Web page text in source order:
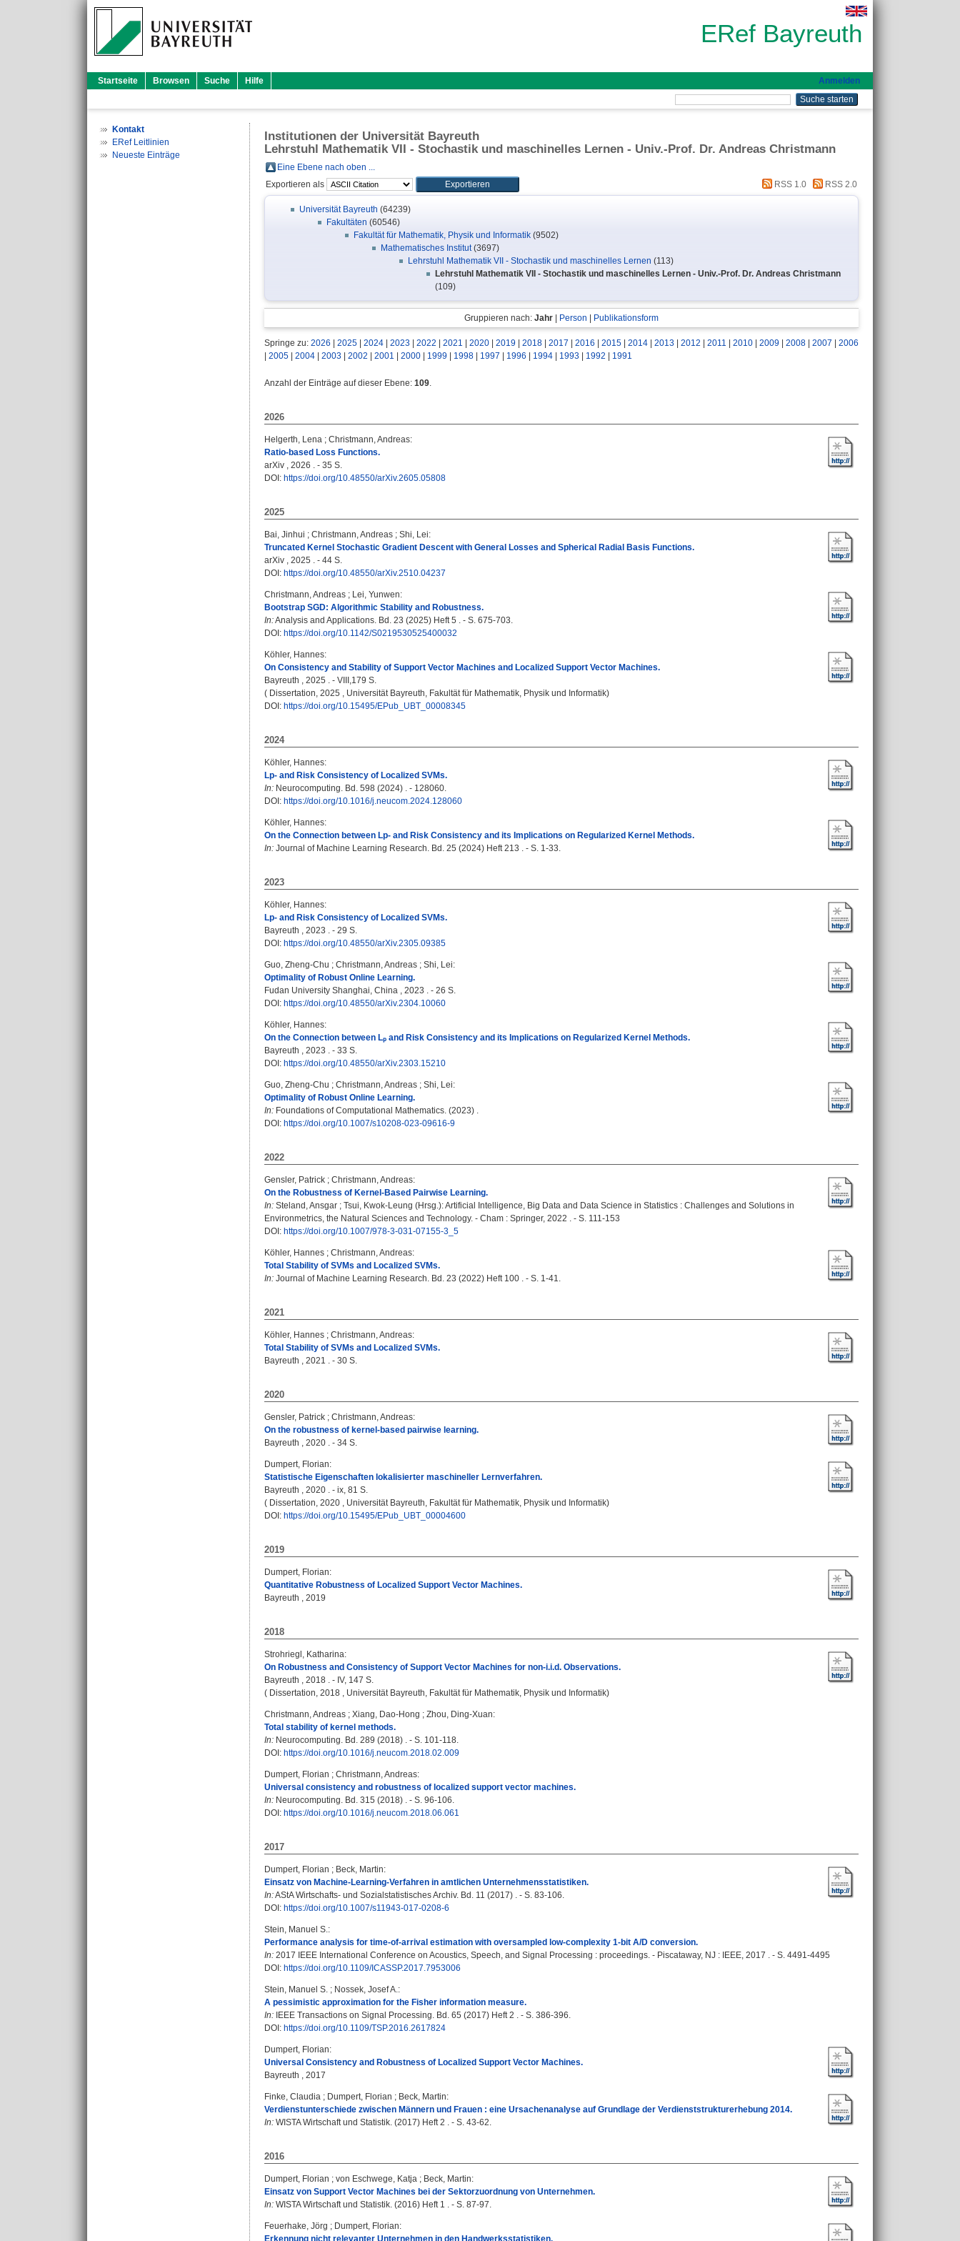
ERef Bayreuth
Startseite Browsen Suche Hilfe Anmelden
Kontakt
ERef Leitlinien
Neueste Einträge
Institutionen der Universität Bayreuth
Lehrstuhl Mathematik VII - Stochastik und maschinelles Lernen - Univ.-Prof. Dr. Andreas Christmann
Eine Ebene nach oben ...
Exportieren als
RSS 1.0 RSS 2.0
Universität Bayreuth (64239)
Fakultäten (60546)
Fakultät für Mathematik, Physik und Informatik (9502)
Mathematisches Institut(3697)
Lehrstuhl Mathematik VII - Stochastik und maschinelles Lernen (113)
Lehrstuhl Mathematik VII - Stochastik und maschinelles Lernen - Univ.-Prof. Dr. Andreas Christmann
(109)
Gruppieren nach: Jahr Person Publikationsform
Springe zu: 2026 2025 2024 2023 2022 2021 2020 2019 2018 2017 2016 2015 2014 2013 2012 2011 2010 2009 2008 2007
2006
2005 2004 2003 2002 2001 2000 1999 1998 1997 1996 1994 1993 1992 1991
Anzahl der Einträge auf dieser Ebene: 109.
2026
Helgerth, Lena ; Christmann, Andreas:
Ratio-based Loss Functions.
arXiv , 2026 . - 35 S.
DOI: https://doi.org/10.48550/arXiv.2605.05808
2025
Bai, Jinhui ; Christmann, Andreas ; Shi, Lei:
Truncated Kernel Stochastic Gradient Descent with General Losses and Spherical Radial Basis Functions.
arXiv , 2025 . - 44 S.
DOI: https://doi.org/10.48550/arXiv.2510.04237
Christmann, Andreas ; Lei, Yunwen:
Bootstrap SGD: Algorithmic Stability and Robustness.
In:Analysis and Applications. Bd. 23 (2025) Heft 5 . - S. 675-703.
DOI: https://doi.org/10.1142/S0219530525400032
Köhler, Hannes:
On Consistency and Stability of Support Vector Machines and Localized Support Vector Machines.
Bayreuth , 2025 . - VIII,179 S.
( Dissertation, 2025 , Universität Bayreuth, Fakultät für Mathematik, Physik und Informatik)
DOI: https://doi.org/10.15495/EPub_UBT_00008345
2024
Köhler, Hannes:
Lp- and Risk Consistency of Localized SVMs.
In: Neurocomputing. Bd. 598 (2024) . - 128060.
DOI: https://doi.org/10.1016/j.neucom.2024.128060
Köhler, Hannes:
On the Connection between Lp- and Risk Consistency and its Implications on Regularized Kernel Methods.
In: Journal of Machine Learning Research. Bd. 25 (2024) Heft 213 . - S. 1-33.
2023
Köhler, Hannes:
Lp- and Risk Consistency of Localized SVMs.
Bayreuth , 2023 . - 29 S.
DOI: https://doi.org/10.48550/arXiv.2305.09385
Guo, Zheng-Chu ; Christmann, Andreas ; Shi, Lei:
Optimality of Robust Online Learning.
Fudan University Shanghai, China , 2023 . - 26 S.
DOI: https://doi.org/10.48550/arXiv.2304.10060
Köhler, Hannes:
On the Connection between Lₚ and Risk Consistency and its Implications on Regularized Kernel Methods.
Bayreuth , 2023 . - 33 S.
DOI: https://doi.org/10.48550/arXiv.2303.15210
Guo, Zheng-Chu ; Christmann, Andreas ; Shi, Lei:
Optimality of Robust Online Learning.
In: Foundations of Computational Mathematics. (2023) .
DOI: https://doi.org/10.1007/s10208-023-09616-9
2022
Gensler, Patrick ; Christmann, Andreas:
On the Robustness of Kernel-Based Pairwise Learning.
In: Steland, Ansgar ; Tsui, Kwok-Leung (Hrsg.): Artificial Intelligence, Big Data and Data Science in Statistics : Challenges and Solutions in
Environmetrics, the Natural Sciences and Technology. - Cham : Springer, 2022 . - S. 111-153
DOI: https://doi.org/10.1007/978-3-031-07155-3_5
Köhler, Hannes ; Christmann, Andreas:
Total Stability of SVMs and Localized SVMs.
In: Journal of Machine Learning Research. Bd. 23 (2022) Heft 100 . - S. 1-41.
2021
Köhler, Hannes ; Christmann, Andreas:
Total Stability of SVMs and Localized SVMs.
Bayreuth , 2021 . - 30 S.
2020
Gensler, Patrick ; Christmann, Andreas:
On the robustness of kernel-based pairwise learning.
Bayreuth , 2020 . - 34 S.
Dumpert, Florian:
Statistische Eigenschaften lokalisierter maschineller Lernverfahren.
Bayreuth , 2020 . - ix, 81 S.
( Dissertation, 2020 , Universität Bayreuth, Fakultät für Mathematik, Physik und Informatik)
DOI: https://doi.org/10.15495/EPub_UBT_00004600
2019
Dumpert, Florian:
Quantitative Robustness of Localized Support Vector Machines.
Bayreuth , 2019
2018
Strohriegl, Katharina:
On Robustness and Consistency of Support Vector Machines for non-i.i.d. Observations.
Bayreuth , 2018 . - IV, 147 S.
( Dissertation, 2018 , Universität Bayreuth, Fakultät für Mathematik, Physik und Informatik)
Christmann, Andreas ; Xiang, Dao-Hong ; Zhou, Ding-Xuan:
Total stability of kernel methods.
In: Neurocomputing. Bd. 289 (2018) . - S. 101-118.
DOI: https://doi.org/10.1016/j.neucom.2018.02.009
Dumpert, Florian ; Christmann, Andreas:
Universal consistency and robustness of localized support vector machines.
In: Neurocomputing. Bd. 315 (2018) . - S. 96-106.
DOI: https://doi.org/10.1016/j.neucom.2018.06.061
2017
Dumpert, Florian ; Beck, Martin:
Einsatz von Machine-Learning-Verfahren in amtlichen Unternehmensstatistiken.
In:AStA Wirtschafts- und Sozialstatistisches Archiv. Bd. 11 (2017) . - S. 83-106.
DOI: https://doi.org/10.1007/s11943-017-0208-6
Stein, Manuel S.:
Performance analysis for time-of-arrival estimation with oversampled low-complexity 1-bit A/D conversion.
In: 2017 IEEE International Conference on Acoustics, Speech, and Signal Processing : proceedings. - Piscataway, NJ : IEEE, 2017 . - S. 4491-4495
DOI: https://doi.org/10.1109/ICASSP.2017.7953006
Stein, Manuel S. ; Nossek, Josef A.:
A pessimistic approximation for the Fisher information measure.
In: IEEE Transactions on Signal Processing. Bd. 65 (2017) Heft 2 . - S. 386-396.
DOI: https://doi.org/10.1109/TSP.2016.2617824
Dumpert, Florian:
Universal Consistency and Robustness of Localized Support Vector Machines.
Bayreuth , 2017
Finke, Claudia ; Dumpert, Florian ; Beck, Martin:
Verdienstunterschiede zwischen Männern und Frauen : eine Ursachenanalyse auf Grundlage der Verdienststrukturerhebung 2014.
In: WISTA Wirtschaft und Statistik. (2017) Heft 2 . - S. 43-62.
2016
Dumpert, Florian ; von Eschwege, Katja ; Beck, Martin:
Einsatz von Support Vector Machines bei der Sektorzuordnung von Unternehmen.
In: WISTA Wirtschaft und Statistik. (2016) Heft 1 . - S. 87-97.
Feuerhake, Jörg ; Dumpert, Florian:
Erkennung nicht relevanter Unternehmen in den Handwerksstatistiken.